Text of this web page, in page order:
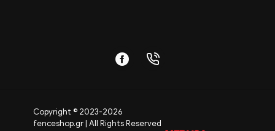
Copyright © 2023-2026
fenceshop.gr | All Rights Reserved